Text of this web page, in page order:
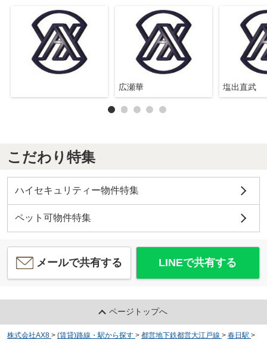
広瀬華 塩出直武
こだわり特集
ハイセキュリティー物件特集
ペット可物件特集
メールで共有する LINEで共有する
ページトップへ
株式会社AX8 > (賃貸)路線・駅から探す > 都営地下鉄都営大江戸線 > 春日駅 >